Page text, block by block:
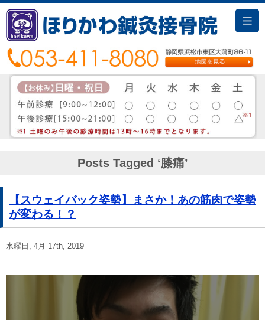
Posts Tagged ‘膝痛’
【スウェイバック姿勢】まさか！あの筋肉で姿勢
が変わる！？
水曜日, 4月 17th, 2019